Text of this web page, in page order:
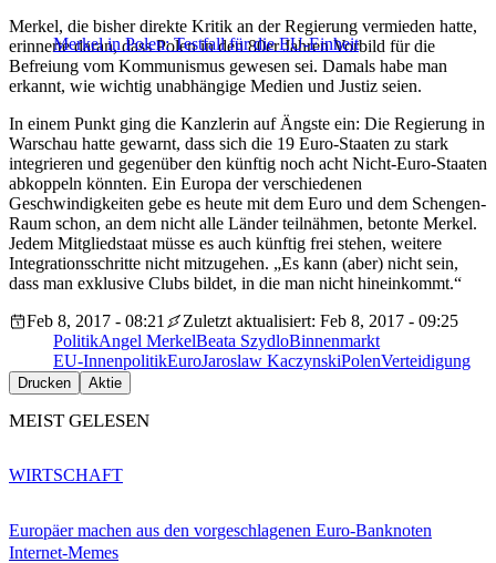
Merkel in Polen: Testfall für die EU-Einheit
Merkel, die bisher direkte Kritik an der Regierung vermieden hatte,
erinnerte daran, dass Polen in den 80er Jahren Vorbild für die
Befreiung vom Kommunismus gewesen sei. Damals habe man
erkannt, wie wichtig unabhängige Medien und Justiz seien.
In einem Punkt ging die Kanzlerin auf Ängste ein: Die Regierung in
Warschau hatte gewarnt, dass sich die 19 Euro-Staaten zu stark
integrieren und gegenüber den künftig noch acht Nicht-Euro-Staaten
abkoppeln könnten. Ein Europa der verschiedenen
Geschwindigkeiten gebe es heute mit dem Euro und dem Schengen-
Raum schon, an dem nicht alle Länder teilnähmen, betonte Merkel.
Jedem Mitgliedstaat müsse es auch künftig frei stehen, weitere
Integrationsschritte nicht mitzugehen. „Es kann (aber) nicht sein,
dass man exklusive Clubs bildet, in die man nicht hineinkommt.“
Feb 8, 2017 - 08:21
Zuletzt aktualisiert: Feb 8, 2017 - 09:25
PolitikAngel MerkelBeata SzydloBinnenmarkt
EU-InnenpolitikEuroJaroslaw KaczynskiPolenVerteidigung
Drucken Aktie
MEIST GELESEN
Europäer machen aus den vorgeschlagenen Euro-Banknoten
Internet-Memes
WIRTSCHAFT